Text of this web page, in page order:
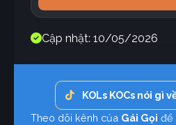
Cập nhật: 10/05/2026
KOLs KOCs nói gì
Theo dõi kênh của Gái Gọi để